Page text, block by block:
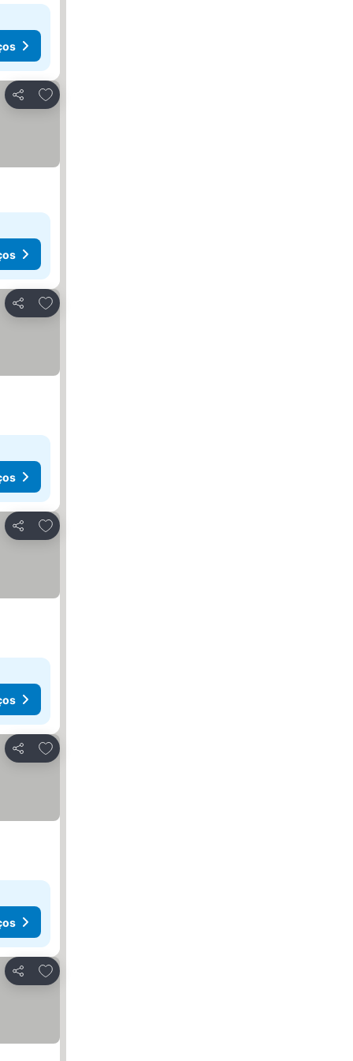
Partilhar
Adicionar aos favoritos
Partilhar
Adicionar aos favoritos
Partilhar
Adicionar aos favoritos
Partilhar
Adicionar aos favoritos
Partilhar
Adicionar aos favoritos